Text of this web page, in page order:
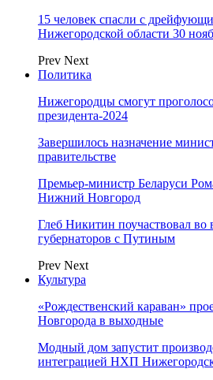
15 человек спасли с
Нижегородской области 30
Prev Next
Политика
Нижегородцы смогут
президента-2024
Завершилось назначение
правительстве
Премьер-министр Беларуси
Нижний Новгород
Глеб Никитин поучаствовал во
губернаторов с Путиным
Prev Next
Культура
«Рождественский караван»
Новгорода в выходные
Модный дом запустит
интеграцией НХП